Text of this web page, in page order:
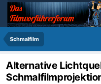
Schmalfilm
Alternative